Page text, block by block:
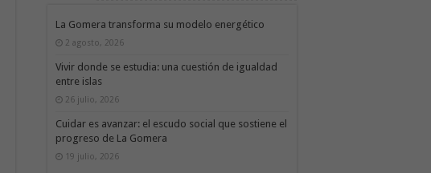
La Gomera transforma su modelo energético
2 agosto, 2026
Vivir donde se estudia: una cuestión de igualdad
entre islas
26 julio, 2026
Cuidar es avanzar: el escudo social que sostiene el
progreso de La Gomera
19 julio, 2026